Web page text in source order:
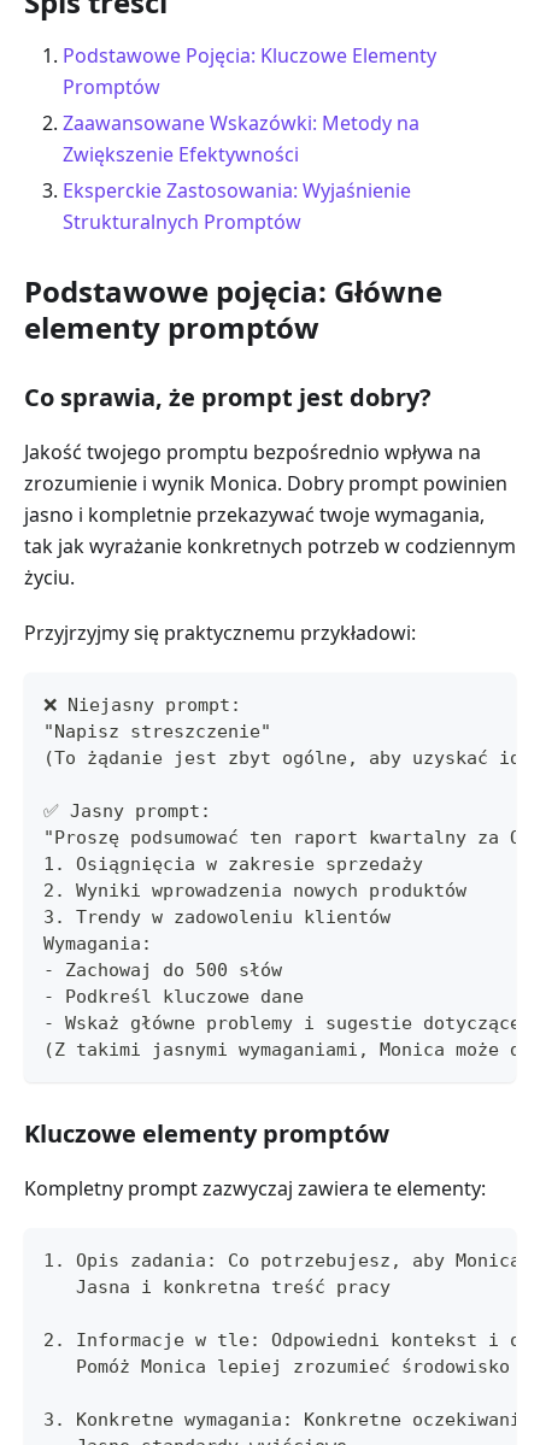
Podstawowe Pojęcia: Kluczowe Elementy
Promptów
Zaawansowane Wskazówki: Metody na
Zwiększenie Efektywności
Eksperckie Zastosowania: Wyjaśnienie
Strukturalnych Promptów
Podstawowe pojęcia: Główne
elementy promptów
Co sprawia, że prompt jest dobry?
Jakość twojego promptu bezpośrednio wpływa na
zrozumienie i wynik Monica. Dobry prompt powinien
jasno i kompletnie przekazywać twoje wymagania,
tak jak wyrażanie konkretnych potrzeb w codziennym
życiu.
Przyjrzyjmy się praktycznemu przykładowi:
❌ Niejasny prompt:
"Napisz streszczenie"
(To żądanie jest zbyt ogólne, aby uzyskać
✅ Jasny prompt:
"Proszę podsumować ten raport kwartalny za
1. Osiągnięcia w zakresie sprzedaży
2. Wyniki wprowadzenia nowych produktów
3. Trendy w zadowoleniu klientów
Wymagania:
- Zachowaj do 500 słów
- Podkreśl kluczowe dane
- Wskaż główne problemy i sugestie dotyczące
(Z takimi jasnymi wymaganiami, Monica może
Kluczowe elementy promptów
Kompletny prompt zazwyczaj zawiera te elementy:
1. Opis zadania: Co potrzebujesz, aby Monica
   Jasna i konkretna treść pracy
2. Informacje w tle: Odpowiedni kontekst i
Pomóż Monica lepiej zrozumieć środowisko
3. Konkretne wymagania: Konkretne oczekiwania